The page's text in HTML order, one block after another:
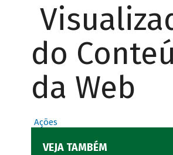
do
da Web
Ações
VEJA TAMBÉM